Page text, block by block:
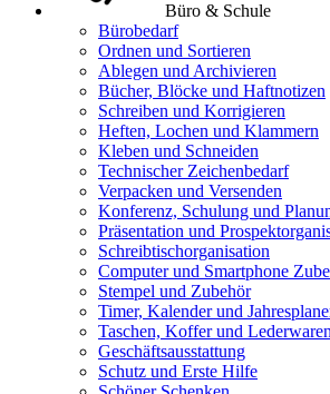
Büro & Schule
Bürobedarf
Ordnen und Sortieren
Ablegen und Archivieren
Bücher, Blöcke und Haftnotizen
Schreiben und Korrigieren
Heften, Lochen und Klammern
Kleben und Schneiden
Technischer Zeichenbedarf
Verpacken und Versenden
Konferenz, Schulung und
Präsentation und
Schreibtischorganisation
Computer und Smartphone
Stempel und Zubehör
Timer, Kalender und
Taschen, Koffer und Lederwaren
Geschäftsausstattung
Schutz und Erste Hilfe